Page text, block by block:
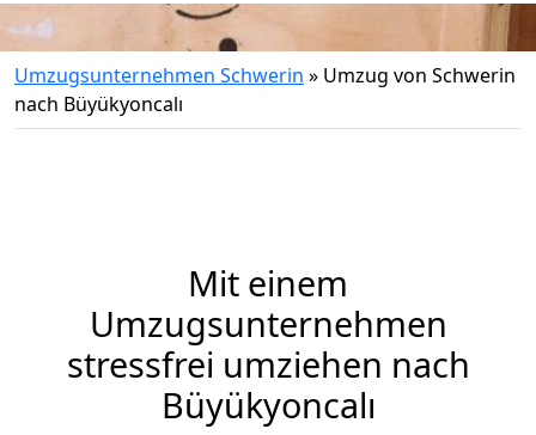
Umzugsunternehmen Schwerin » Umzug von Schwerin
nach Büyükyoncalı
Mit einem
Umzugsunternehmen
stressfrei umziehen nach
Büyükyoncalı